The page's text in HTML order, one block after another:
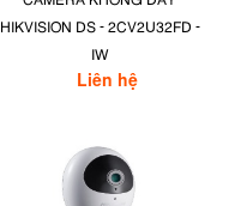
HIKVISION DS - 2CV2U32FD -
IW
Liên hệ